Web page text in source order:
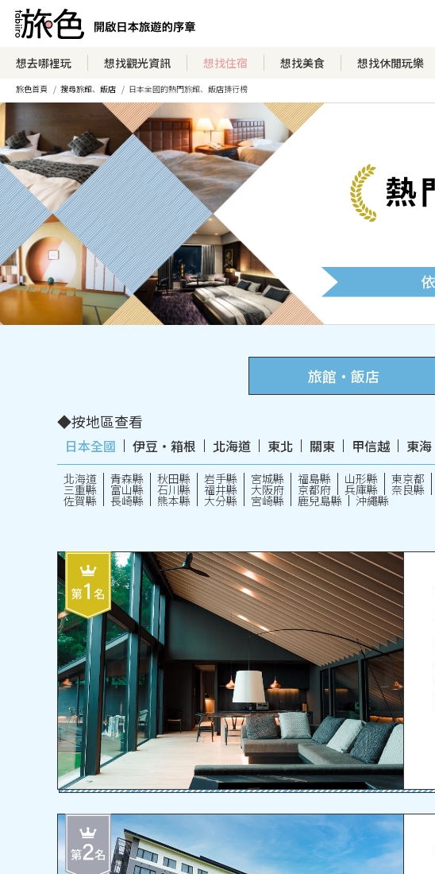
想去哪裡玩 想找觀光資訊 想找住宿 想找美食 想找休閒玩樂
旅色首頁 搜尋旅館、飯店 日本全國的熱門旅館、飯店排行榜
旅館・飯店
按地區查看
日本全國 伊豆・箱根 北海道 東北 關東 甲信越 東海
北海道 青森縣 秋田縣 岩手縣 宮城縣 福島縣 山形縣 東京都
三重縣 富山縣 石川縣 福井縣 大阪府 京都府 兵庫縣 奈良縣
佐賀縣 長崎縣 熊本縣 大分縣 宮崎縣 鹿兒島縣 沖繩縣